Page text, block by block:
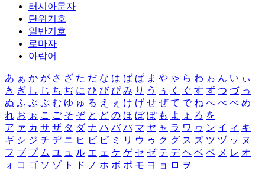
러시아문자
단위기호
일반기호
로마자
아랍어
あ ぁ か が さ ざ た だ な は ば ぱ ま や ゃ ら わ ゎ ん い ぃ
き ぎ し じ ち ぢ に ひ び ぴ み り う ぅ く ぐ す ず つ づ っ
ぬ ふ ぶ ぷ む ゆ ゅ る え ぇ け げ せ ぜ て で ね へ べ ぺ め
れ お ぉ こ ご そ ぞ と ど の ほ ぼ ぽ も よ ょ ろ を
ア ァ カ サ ザ タ ダ ナ ハ バ パ マ ヤ ャ ラ ワ ヮ ン イ ィ キ
ギ シ ジ チ ヂ ニ ヒ ビ ピ ミ リ ウ ゥ ク グ ス ズ ツ ヅ ッ ヌ
フ ブ プ ム ユ ュ ル エ ェ ケ ゲ セ ゼ テ デ ヘ ベ ペ メ レ オ
ォ コ ゴ ソ ゾ ト ド ノ ホ ボ ポ モ ヨ ョ ロ ヲ ―